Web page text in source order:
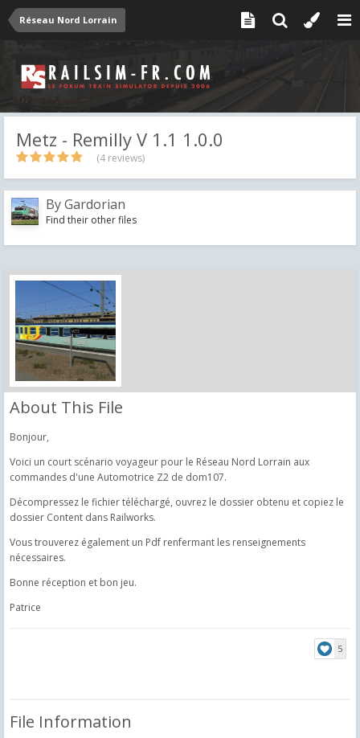
Réseau Nord Lorrain
Metz - Remilly V 1.1 1.0.0
(4 reviews)
ByGardorian
Find their other files
About This File
Bonjour,
Voici un court scénario voyageur pour le Réseau Nord Lorrain aux
commandes d'une Automotrice Z2 de dom107.
Décompressez le fichier téléchargé, ouvrez le dossier obtenu et copiez le
dossier Content dans Railworks.
Vous trouverez également un Pdf renfermant les renseignements
nécessaires.
Bonne réception et bon jeu.
Patrice
5
File Information